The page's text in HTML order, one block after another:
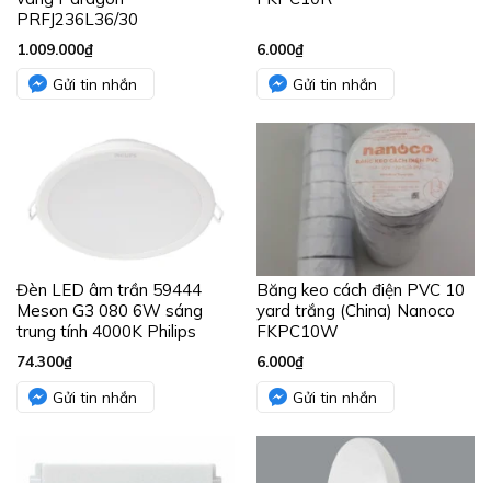
PRFJ236L36/30
1.009.000₫
Gửi tin nhắn
6.000₫
Gửi tin nhắn
Đèn LED âm trần 59444
Meson G3 080 6W sáng
trung tính 4000K Philips
74.300₫
Gửi tin nhắn
Băng keo cách điện PVC 10
yard trắng (China) Nanoco
FKPC10W
6.000₫
Gửi tin nhắn